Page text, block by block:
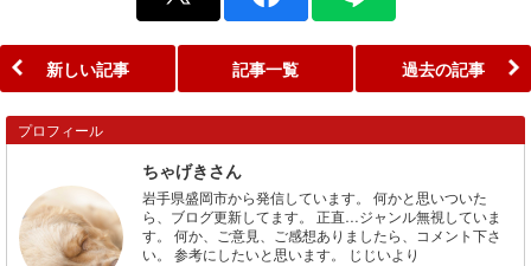
新しい記事 記事一覧 過去の記事
プロフィール
ちゃげきさん
岩手県盛岡市から発信しています。 何かと思いついた
ら、ブログ更新してます。 正直…ジャンル無視していま
す。 何か、ご意見、ご感想ありましたら、コメント下さ
い。 参考にしたいと思います。 じじいより